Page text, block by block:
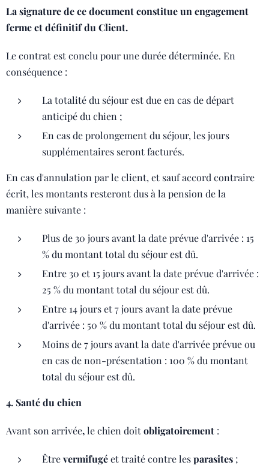
La signature de ce document constitue un engagement
ferme et définitif du Client.
Le contrat est conclu pour une durée déterminée. En
conséquence :
La totalité du séjour est due en cas de départ
anticipé du chien ;
En cas de prolongement du séjour, les jours
supplémentaires seront facturés.
En cas d'annulation par le client, et sauf accord contraire
écrit, les montants resteront dus à la pension de la
manière suivante :
Plus de 30 jours avant la date prévue d'arrivée : 15
% du montant total du séjour est dû.
Entre 30 et 15 jours avant la date prévue d'arrivée :
25 % du montant total du séjour est dû.
Entre 14 jours et 7 jours avant la date prévue
d'arrivée : 50 % du montant total du séjour est dû.
Moins de 7 jours avant la date d'arrivée prévue ou
en cas de non-présentation : 100 % du montant
total du séjour est dû.
4. Santé du chien
Avant son arrivée,le chien doitobligatoirement :
Êtrevermifugéet traité contre lesparasites ;